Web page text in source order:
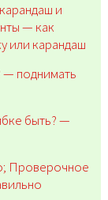
и
— как
или карандаш
— поднимать
быть? —
Проверочное